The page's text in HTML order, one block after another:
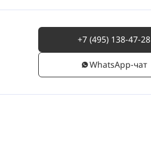
+7 (495) 138-47-28
WhatsАpp-чат